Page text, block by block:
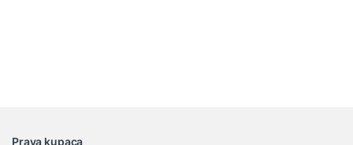
Prava kupaca